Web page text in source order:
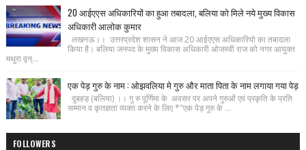
20 आईएएस अधिकारियों का हुआ तबादला, बलिया को मिले नये मुख्य विकास
अधिकारी आलोक कुमार
लखनऊ।। उत्तरप्रदेश शासन ने आज 20 आईएएस अधिकारियो का तबादला
किया है। बलिया जनपद के मुख्य विकास अधिकारी ओजस्वी राज को नगर आयुक्त
मथुरा वृन्...
एक पेड़ गुरु के नाम : ओझवलिया मे गुरु और माता पिता के नाम लगाया गया पेड़
दुबहड़ (बलिया) ।। गु रु पूर्णिमा के अवसर पर अपने गुरुओं एवं प्रकृति के प्रति
सम्मान व कृतज्ञता व्यक्त करने के लिए *"एक पेड़ गुरु के ...
FOLLOWERS